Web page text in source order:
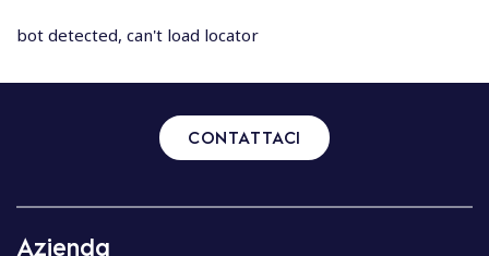
bot detected, can't load locator
CONTATTACI
Azienda